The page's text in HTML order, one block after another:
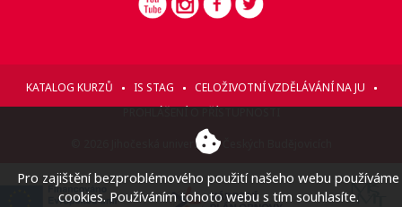
KATALOG KURZŮ IS STAG
CELOŽIVOTNÍ VZDĚLÁVÁNÍ NA JU
© 2026 Jihočeská univerzita v Českých Budějovicích
Pro zajištění bezproblémového použití našeho webu používáme
cookies. Používáním tohoto webu s tím souhlasíte.